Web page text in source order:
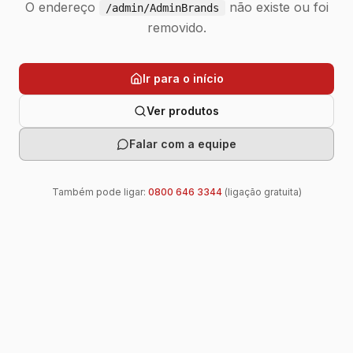
O endereço /admin/AdminBrands
não existe ou foi
removido.
Ir para o início
Ver produtos
Falar com a equipe
Também pode ligar: 0800 646 3344(ligação gratuita)